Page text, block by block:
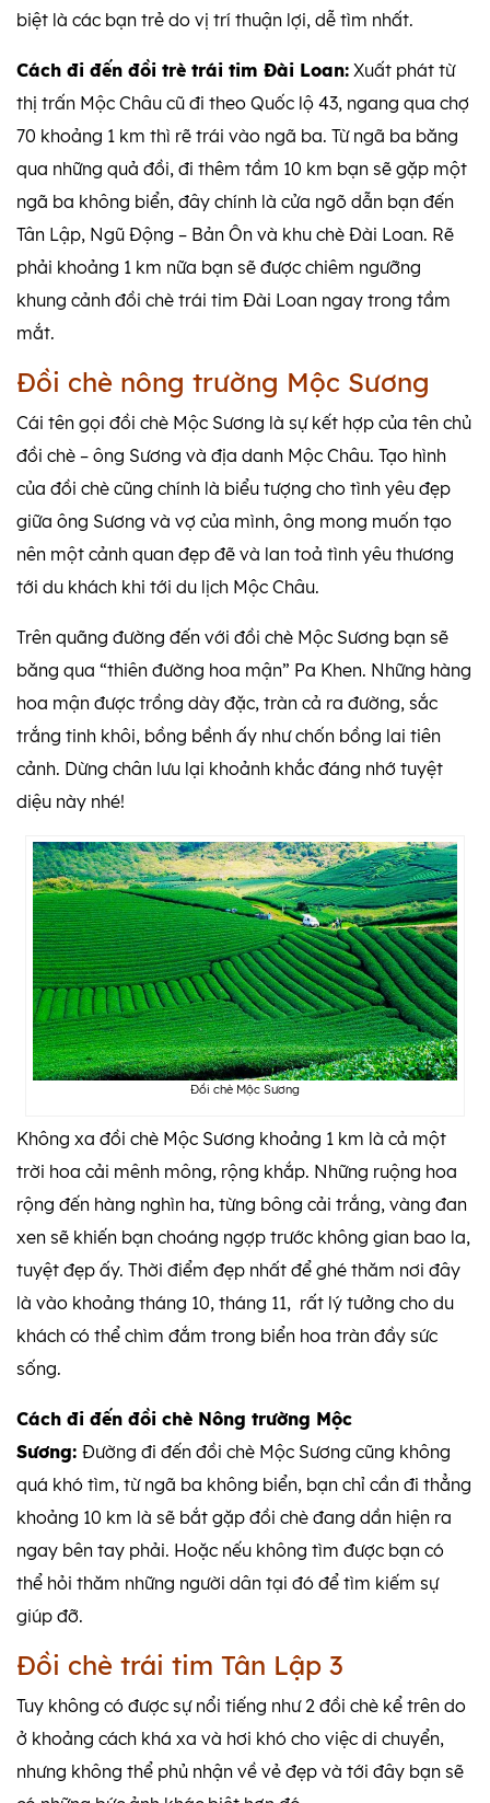
biệt là các bạn trẻ do vị trí thuận lợi, dễ tìm nhất.
Cách đi đến đồi trè trái tim Đài Loan: Xuất phát từ
thị trấn Mộc Châu cũ đi theo Quốc lộ 43, ngang qua chợ
70 khoảng 1 km thì rẽ trái vào ngã ba. Từ ngã ba băng
qua những quả đồi, đi thêm tầm 10 km bạn sẽ gặp một
ngã ba không biển, đây chính là cửa ngõ dẫn bạn đến
Tân Lập, Ngũ Động – Bản Ôn và khu chè Đài Loan. Rẽ
phải khoảng 1 km nữa bạn sẽ được chiêm ngưỡng
khung cảnh đồi chè trái tim Đài Loan ngay trong tầm
mắt.
Đồi chè nông trường Mộc Sương
Cái tên gọi đồi chè Mộc Sương là sự kết hợp của tên chủ
đồi chè – ông Sương và địa danh Mộc Châu. Tạo hình
của đồi chè cũng chính là biểu tượng cho tình yêu đẹp
giữa ông Sương và vợ của mình, ông mong muốn tạo
nên một cảnh quan đẹp đẽ và lan toả tình yêu thương
tới du khách khi tới du lịch Mộc Châu.
Trên quãng đường đến với đồi chè Mộc Sương bạn sẽ
băng qua “thiên đường hoa mận” Pa Khen. Những hàng
hoa mận được trồng dày đặc, tràn cả ra đường, sắc
trắng tinh khôi, bồng bềnh ấy như chốn bồng lai tiên
cảnh. Dừng chân lưu lại khoảnh khắc đáng nhớ tuyệt
diệu này nhé!
Đồi chè Mộc Sương
Không xa đồi chè Mộc Sương khoảng 1 km là cả một
trời hoa cải mênh mông, rộng khắp. Những ruộng hoa
rộng đến hàng nghìn ha, từng bông cải trắng, vàng đan
xen sẽ khiến bạn choáng ngợp trước không gian bao la,
tuyệt đẹp ấy. Thời điểm đẹp nhất để ghé thăm nơi đây
là vào khoảng tháng 10, tháng 11, rất lý tưởng cho du
khách có thể chìm đắm trong biển hoa tràn đầy sức
sống.
Cách đi đến đồi chè Nông trường Mộc
Sương: Đường đi đến đồi chè Mộc Sương cũng không
quá khó tìm, từ ngã ba không biển, bạn chỉ cần đi thẳng
khoảng 10 km là sẽ bắt gặp đồi chè đang dần hiện ra
ngay bên tay phải. Hoặc nếu không tìm được bạn có
thể hỏi thăm những người dân tại đó để tìm kiếm sự
giúp đỡ.
Đồi chè trái tim Tân Lập 3
Tuy không có được sự nổi tiếng như 2 đồi chè kể trên do
ở khoảng cách khá xa và hơi khó cho việc di chuyển,
nhưng không thể phủ nhận về vẻ đẹp và tới đây bạn sẽ